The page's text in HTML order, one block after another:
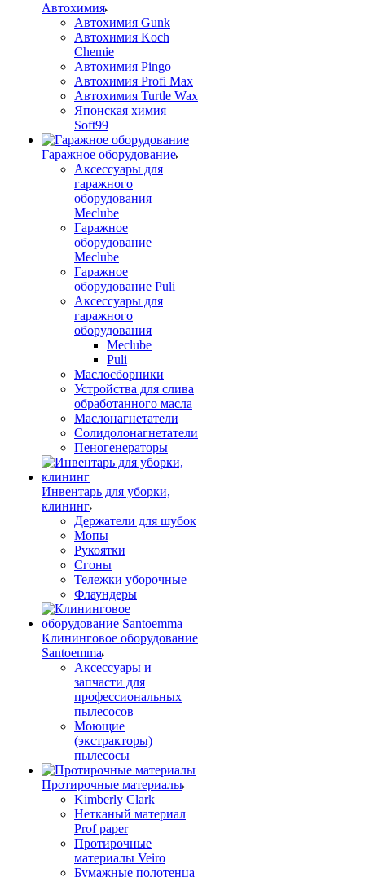
Автохимия
Автохимия Gunk
Автохимия Koch
Chemie
Автохимия Pingo
Автохимия Profi Max
Автохимия Turtle Wax
Японская химия
Soft99
Гаражное оборудование
Аксессуары для
гаражного
оборудования
Meclube
Гаражное
оборудование
Meclube
Гаражное
оборудование Puli
Аксессуары для
гаражного
оборудования
Meclube
Puli
Маслосборники
Устройства для слива
обработанного масла
Маслонагнетатели
Солидолонагнетатели
Пеногенераторы
Инвентарь для уборки,
клининг
Держатели для шубок
Мопы
Рукоятки
Сгоны
Тележки уборочные
Флаундеры
Клининговое оборудование
Santoemma
Аксессуары и
запчасти для
профессиональных
пылесосов
Моющие
(экстракторы)
пылесосы
Протирочные материалы
Kimberly Clark
Нетканый материал
Prof paper
Протирочные
материалы Veiro
Бумажные полотенца